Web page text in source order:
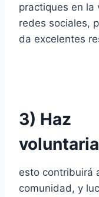
practiques en la
redes sociales,
da excelentes
3) Haz
esto contribuirá
comunidad, y